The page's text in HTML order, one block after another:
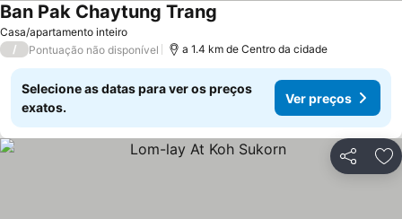
Casa/apartamento inteiro
Ban Pak Chaytung Trang
/ Pontuação não disponível a 1.4 km de Centro da cidade
Selecione as datas para ver os preços
exatos.
Ver preços
Partilhar